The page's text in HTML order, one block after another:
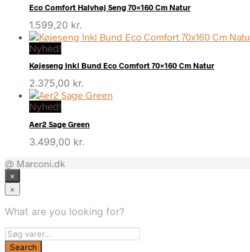
Eco Comfort Halvhøj Seng 70×160 Cm Natur
1.599,20 kr.
Nyhed!
Køjeseng Inkl Bund Eco Comfort 70×160 Cm Natur
2.375,00 kr.
Nyhed!
Aer2 Sage Green
3.499,00 kr.
@ Marconi.dk
×
×
What are you looking for?